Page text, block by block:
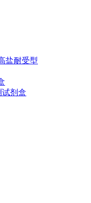
盐耐受型
试剂盒